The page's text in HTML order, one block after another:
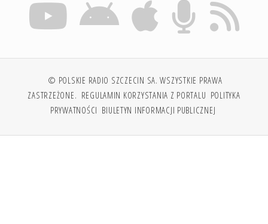
© POLSKIE RADIO SZCZECIN SA. WSZYSTKIE PRAWA
ZASTRZEŻONE. REGULAMIN KORZYSTANIA Z PORTALU POLITYKA
PRYWATNOŚCI BIULETYN INFORMACJI PUBLICZNEJ